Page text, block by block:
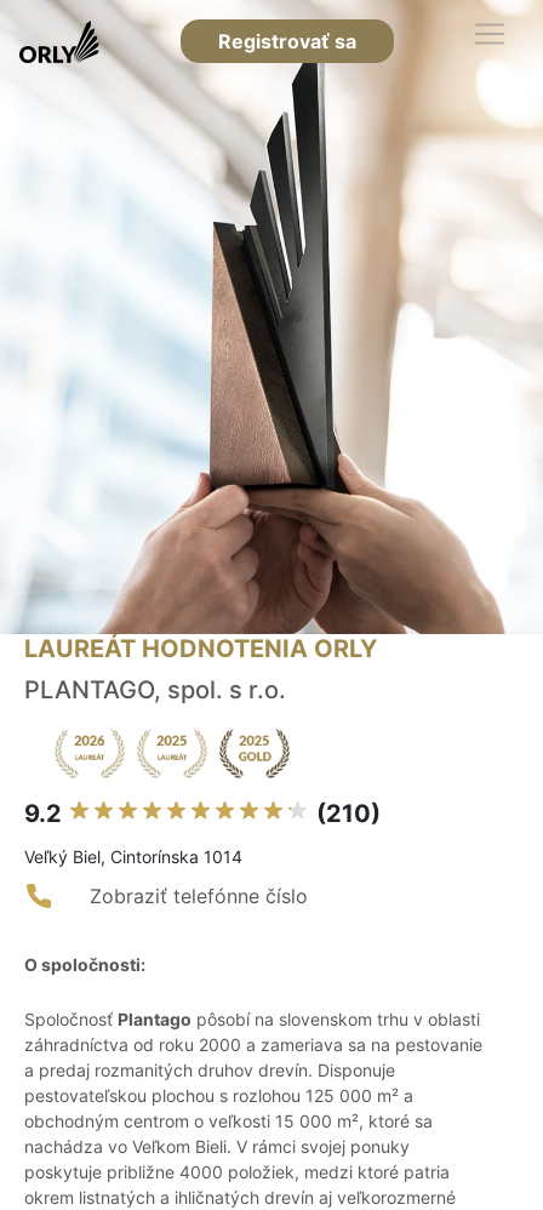
Registrovať sa
LAUREÁT HODNOTENIA ORLY
PLANTAGO, spol. s r.o.
9.2 (210)
Veľký Biel, Cintorínska 1014
Zobraziť telefónne číslo
O spoločnosti:
Spoločnosť Plantago pôsobí na slovenskom trhu v oblasti
záhradníctva od roku 2000 a zameriava sa na pestovanie
a predaj rozmanitých druhov drevín. Disponuje
pestovateľskou plochou s rozlohou 125 000 m² a
obchodným centrom o veľkosti 15 000 m², ktoré sa
nachádza vo Veľkom Bieli. V rámci svojej ponuky
poskytuje približne 4000 položiek, medzi ktoré patria
okrem listnatých a ihličnatých drevín aj veľkorozmerné